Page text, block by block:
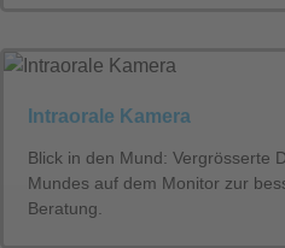
Intraorale Kamera
Blick in den Mund: Vergrösserte
Mundes auf dem Monitor zur
Beratung.